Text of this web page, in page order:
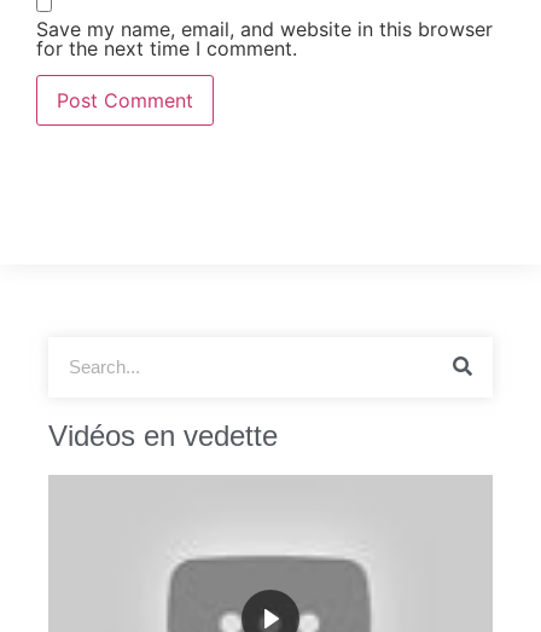
Save my name, email, and website in this browser
for the next time I comment.
Vidéos en vedette